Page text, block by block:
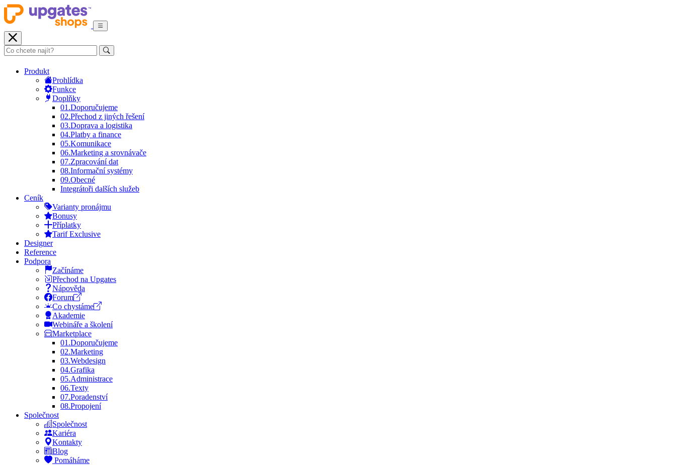
Produkt
Prohlídka
Funkce
Doplňky
01.Doporučujeme
02.Přechod z jiných řešení
03.Doprava a logistika
04.Platby a finance
05.Komunikace
06.Marketing a srovnávače
07.Zpracování dat
08.Informační systémy
09.Obecné
Integrátoři dalších služeb
Ceník
Varianty pronájmu
Bonusy
Příplatky
Tarif Exclusive
Designer
Reference
Podpora
Začínáme
Přechod na Upgates
Nápověda
Forum
Co chystáme
Akademie
Webináře a školení
Marketplace
01.Doporučujeme
02.Marketing
03.Webdesign
04.Grafika
05.Administrace
06.Texty
07.Poradenství
08.Propojení
Společnost
Společnost
Kariéra
Kontakty
Blog
Pomáháme